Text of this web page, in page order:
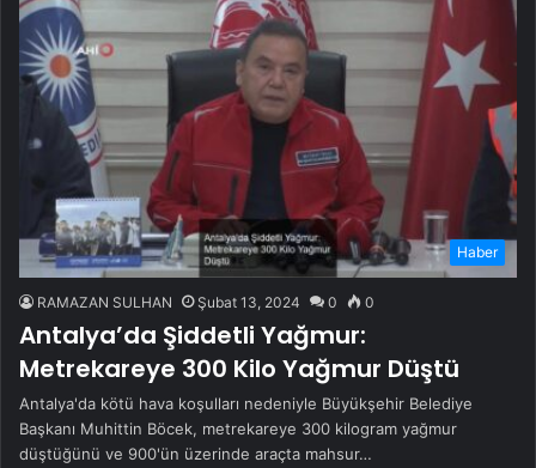
Haber
RAMAZAN SULHAN Şubat 13, 2024 0 0
Antalya’da Şiddetli Yağmur:
Metrekareye 300 Kilo Yağmur Düştü
Antalya'da kötü hava koşulları nedeniyle Büyükşehir Belediye
Başkanı Muhittin Böcek, metrekareye 300 kilogram yağmur
düştüğünü ve 900'ün üzerinde araçta mahsur…